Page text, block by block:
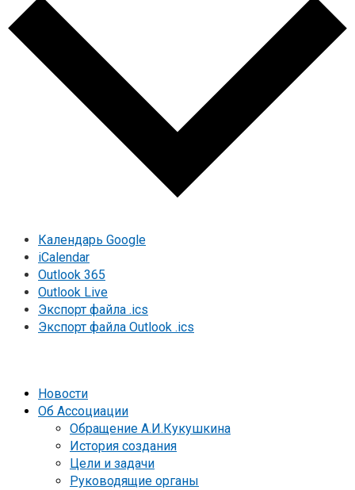
Календарь Google
iCalendar
Outlook 365
Outlook Live
Экспорт файла .ics
Экспорт файла Outlook .ics
Новости
Об Ассоциации
Обращение А.И.Кукушкина
История создания
Цели и задачи
Руководящие органы